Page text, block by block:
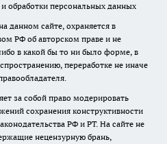
обработки персональных данных
данном сайте, охраняется в
РФ об авторском праве и не
в какой бы то ни было форме, в
переработке не иначе
за собой право модерировать
сохранения конструктивности
РФ и РТ. На сайте не
нецензурную брань,